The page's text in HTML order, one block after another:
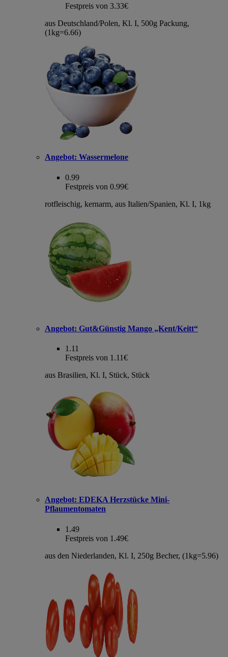
Festpreis von 3.33€
aus Deutschland/Polen, Kl. I, 500g Packung,
(1kg=6.66)
Angebot: Wassermelone
0.99
Festpreis von 0.99€
rotfleischig, kernarm, aus Italien/Spanien, Kl. I, 1kg
Angebot: Gut&Günstig Mango „Kent/Keitt“
1.11
Festpreis von 1.11€
aus Brasilien, Kl. I, Stück, Stück
Angebot: EDEKA Herzstücke Mini-
Pflaumentomaten
1.49
Festpreis von 1.49€
aus den Niederlanden, Kl. I, 250g Becher, (1kg=5.96)